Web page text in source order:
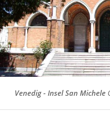
Venedig - Insel San Michele